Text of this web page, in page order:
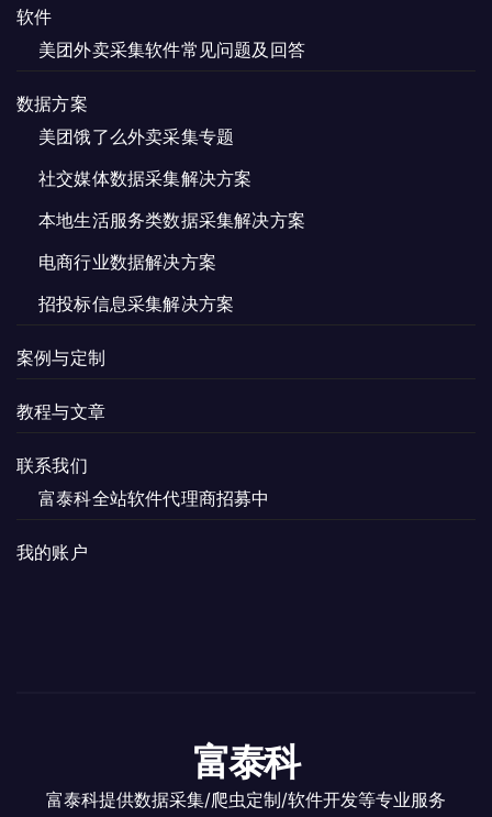
软件
美团外卖采集软件常见问题及回答
数据方案
美团饿了么外卖采集专题
社交媒体数据采集解决方案
本地生活服务类数据采集解决方案
电商行业数据解决方案
招投标信息采集解决方案
案例与定制
教程与文章
联系我们
富泰科全站软件代理商招募中
我的账户
富泰科
富泰科提供数据采集/爬虫定制/软件开发等专业服务